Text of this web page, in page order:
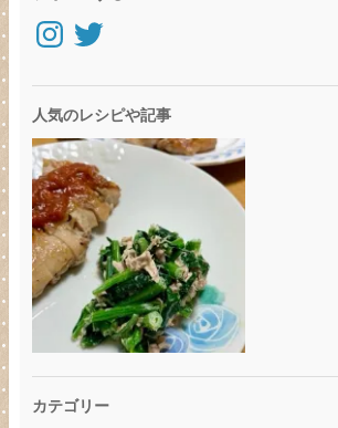
Instagram
Twitter
人気のレシピや記事
カテゴリー